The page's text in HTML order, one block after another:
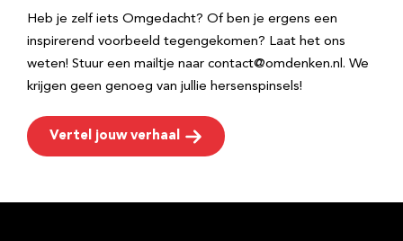
Heb je zelf iets Omgedacht? Of ben je ergens een
inspirerend voorbeeld tegengekomen? Laat het ons
weten! Stuur een mailtje naar contact@omdenken.nl. We
krijgen geen genoeg van jullie hersenspinsels!
Vertel jouw verhaal